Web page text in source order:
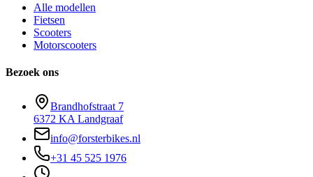
Alle modellen
Fietsen
Scooters
Motorscooters
Bezoek ons
Brandhofstraat 7
6372 KA Landgraaf
info@forsterbikes.nl
+31 45 525 1976